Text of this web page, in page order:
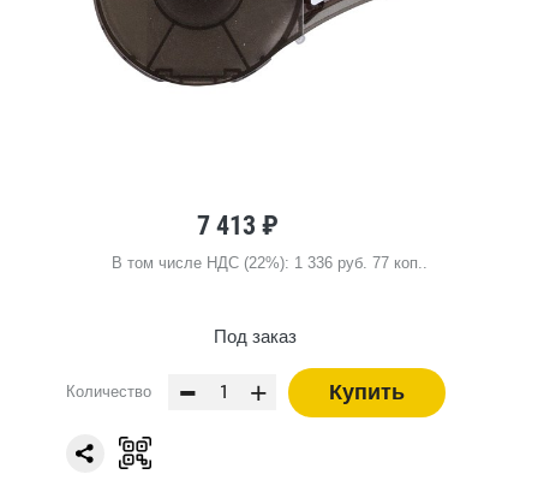
7 413 ₽
В том числе НДС (22%): 1 336 руб. 77 коп..
Под заказ
Количество - + Купить